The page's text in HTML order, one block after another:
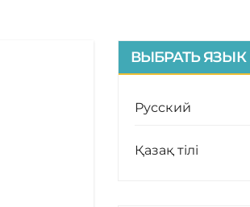
ВЫБРАТЬ ЯЗЫК
Русский
Қазақ тілі